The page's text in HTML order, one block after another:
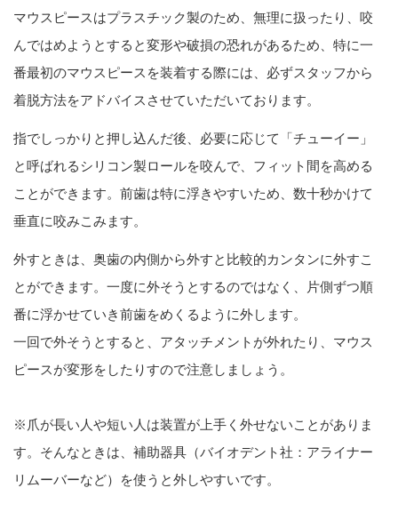
マウスピースはプラスチック製のため、無理に扱ったり、咬
んではめようとすると変形や破損の恐れがあるため、特に一
番最初のマウスピースを装着する際には、必ずスタッフから
着脱方法をアドバイスさせていただいております。
指でしっかりと押し込んだ後、必要に応じて「チューイー」
と呼ばれるシリコン製ロールを咬んで、フィット間を高める
ことができます。前歯は特に浮きやすいため、数十秒かけて
垂直に咬みこみます。
外すときは、奥歯の内側から外すと比較的カンタンに外すこ
とができます。一度に外そうとするのではなく、片側ずつ順
番に浮かせていき前歯をめくるように外します。
一回で外そうとすると、アタッチメントが外れたり、マウス
ピースが変形をしたりすので注意しましょう。
※爪が長い人や短い人は装置が上手く外せないことがありま
す。そんなときは、補助器具（バイオデント社：アライナー
リムーバーなど）を使うと外しやすいです。